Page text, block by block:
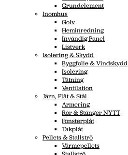
Grundelement
Inomhus
Golv
Heminredning
Invändig Panel
Listverk
Isolering & Skydd
Byggfolie & Vindskydd
Isolering
Tätning
Ventilation
Järn, Plåt & Stål
Armering
Rör & Stänger NYTT
Fönsterplåt
Takplåt
Pellets & Stallströ
Värmepellets